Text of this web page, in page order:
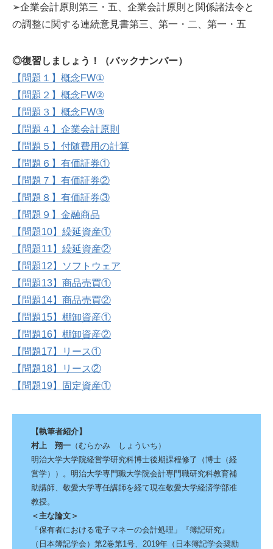
➢企業会計原則第三・五、企業会計原則と関係諸法令と
の調整に関する連続意見書第三、第一・二、第一・五
◎復習しましょう！（バックナンバー）
【問題１】概念FW①
【問題２】概念FW②
【問題３】概念FW③
【問題４】企業会計原則
【問題５】付随費用の計算
【問題６】有価証券①
【問題７】有価証券②
【問題８】有価証券③
【問題９】金融商品
【問題10】繰延資産①
【問題11】繰延資産②
【問題12】ソフトウェア
【問題13】商品売買①
【問題14】商品売買②
【問題15】棚卸資産①
【問題16】棚卸資産②
【問題17】リース①
【問題18】リース②
【問題19】固定資産①
【執筆者紹介】
村上 翔一（むらかみ しょういち）
明治大学大学院経営学研究科博士後期課程修了（博士（経
営学））。明治大学専門職大学院会計専門職研究科教育補
助講師、敬愛大学専任講師を経て現在敬愛大学経済学部准
教授。
＜主な論文＞
「保有者における電子マネーの会計処理」『簿記研究』
（日本簿記学会）第2巻第1号、2019年（日本簿記学会奨励